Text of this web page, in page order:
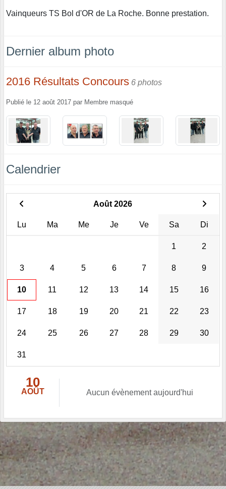
Vainqueurs TS Bol d'OR de La Roche. Bonne prestation.
Dernier album photo
2016 Résultats Concours 6 photos
Publié le 12 août 2017 par Membre masqué
Calendrier
Août 2026
Lu Ma Me Je Ve Sa Di
1 2
3 4 5 6 7 8 9
10 11 12 13 14 15 16
17 18 19 20 21 22 23
24 25 26 27 28 29 30
31
10
AOÛT Aucun évènement aujourd'hui